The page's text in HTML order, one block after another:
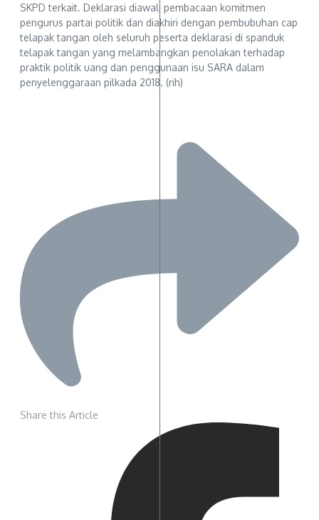
SKPD terkait. Deklarasi diawali pembacaan komitmen
pengurus partai politik dan diakhiri dengan pembubuhan cap
telapak tangan oleh seluruh peserta deklarasi di spanduk
telapak tangan yang melambangkan penolakan terhadap
praktik politik uang dan penggunaan isu SARA dalam
penyelenggaraan pilkada 2018. (rih)
Share this Article